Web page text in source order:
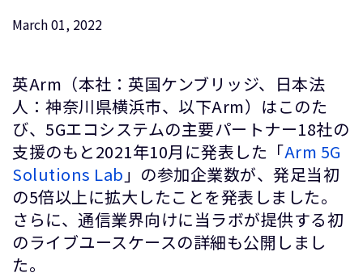
IR関連
グローバル本社
110 Fulbourn Road
Cambridge, UK
CB1 9NJ
Tel: + 44(1223) 400 400 [main reception]
Fax: + 44(1223) 400 410
全てのオフィスを見る
March 01, 2022
英Arm（本社：英国ケンブリッジ、日本法
人：神奈川県横浜市、以下Arm）はこのた
び、5Gエコシステムの主要パートナー18社の
支援のもと2021年10月に発表した「Arm 5G
Solutions Lab 」の参加企業数が、発足当初
の5倍以上に拡大したことを発表しました。
さらに、通信業界向けに当ラボが提供する初
のライブユースケースの詳細も公開しまし
た。